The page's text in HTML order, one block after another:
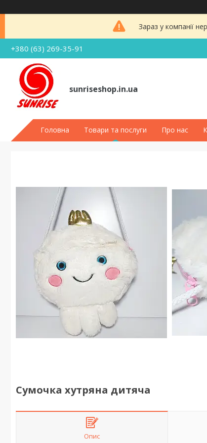
Зараз у компанії
+380 (63) 269-35-91
sunriseshop.in.ua
Головна Товари та послуги Про нас
Сумочка хутряна дитяча
Опис